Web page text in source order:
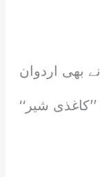
بھی اردوان
شیر‘‘